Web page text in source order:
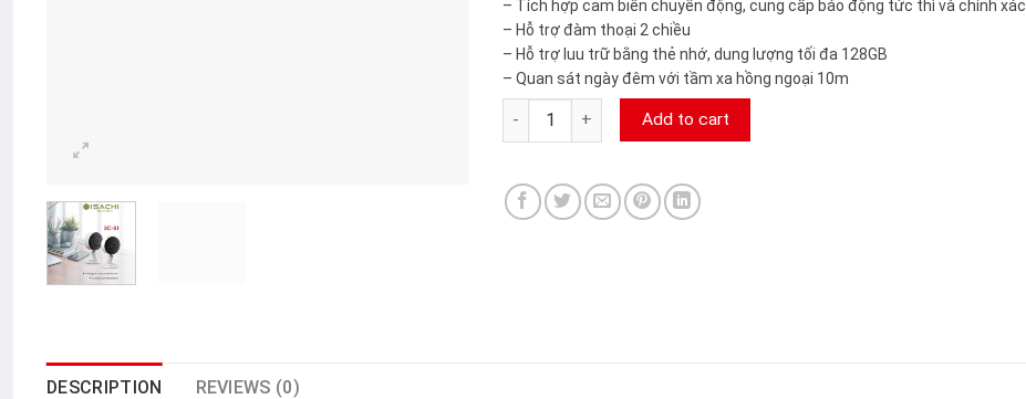
– Tích hợp cảm biến chuyển động, cung cấp báo động tức thì và chính xác
– Hỗ trợ đàm thoại 2 chiều
– Hỗ trợ luu trữ bằng thẻ nhớ, dung lượng tối đa 128GB
– Quan sát ngày đêm với tầm xa hồng ngoại 10m
Camera IP Wifi 2MP ISACHI SC-S1 camerasieure24h quantity
Add to cart
DESCRIPTION REVIEWS (0)